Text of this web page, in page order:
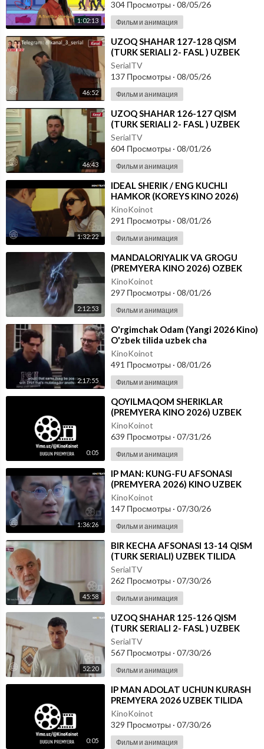
1:02:13
304 Просмотры · 08/05/26
Фильм и анимация
46:52
⁣UZOQ SHAHAR 127-128 QISM
(TURK SERIALI 2- FASL ) UZBEK
TILIDA
SerialTV
137 Просмотры · 08/05/26
Фильм и анимация
46:43
⁣UZOQ SHAHAR 126-127 QISM
(TURK SERIALI 2- FASL ) UZBEK
TILIDA
SerialTV
604 Просмотры · 08/01/26
Фильм и анимация
1:32:22
⁣IDEAL SHERIK / ENG KUCHLI
HAMKOR (KOREYS KINO 2026)
UZBEK TILIDA
KinoKoinot
291 Просмотры · 08/01/26
Фильм и анимация
2:12:53
⁣MANDALORIYALIK VA GROGU
(PREMYERA KINO 2026) OZBEK
TILIDA
KinoKoinot
297 Просмотры · 08/01/26
Фильм и анимация
2:17:55
⁣O'rgimchak Odam (Yangi 2026 Kino)
O'zbek tilida uzbek cha
KinoKoinot
491 Просмотры · 08/01/26
Фильм и анимация
0:05
⁣QOYILMAQOM SHERIKLAR
(PREMYERA KINO 2026) UZBEK
TILIDA
KinoKoinot
639 Просмотры · 07/31/26
Фильм и анимация
1:36:26
⁣IP MAN: KUNG-FU AFSONASI
(PREMYERA 2026) KINO UZBEK
TILIDA - SKACHAT
KinoKoinot
147 Просмотры · 07/30/26
Фильм и анимация
45:58
⁣BIR KECHA AFSONASI 13-14 QISM
(TURK SERIALI) UZBEK TILIDA
SerialTV
262 Просмотры · 07/30/26
Фильм и анимация
52:20
⁣UZOQ SHAHAR 125-126 QISM
(TURK SERIALI 2- FASL ) UZBEK
TILIDA
SerialTV
567 Просмотры · 07/30/26
Фильм и анимация
0:05
⁣IP MAN ADOLAT UCHUN KURASH
PREMYERA 2026 UZBEK TILIDA
KinoKoinot
329 Просмотры · 07/30/26
Фильм и анимация